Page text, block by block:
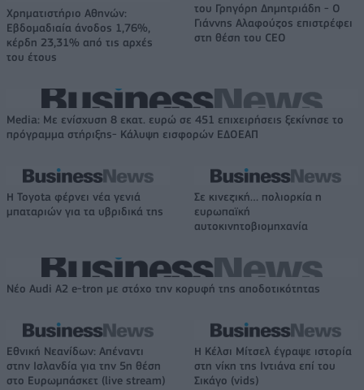
Χρηματιστήριο Αθηνών:
Εβδομαδιαία άνοδος 1,76%,
κέρδη 23,31% από τις αρχές
του έτους
του Γρηγόρη Δημητριάδη - Ο
Γιάννης Αλαφούζος επιστρέφει
στη θέση του CEO
Media: Με ενίσχυση 8 εκατ. ευρώ σε 451 επιχειρήσεις ξεκίνησε το
πρόγραμμα στήριξης- Κάλυψη εισφορών ΕΔΟΕΑΠ
Η Toyota φέρνει νέα γενιά
μπαταριών για τα υβριδικά της
Σε κινεζική… πολιορκία η
ευρωπαϊκή
αυτοκινητοβιομηχανία
Νέο Audi A2 e-tron με στόχο την κορυφή της αποδοτικότητας
Εθνική Νεανίδων: Απέναντι
στην Ισλανδία για την 5η θέση
στο Ευρωμπάσκετ (live stream)
Η Κέλσι Μίτσελ έγραψε ιστορία
στη νίκη της Ιντιάνα επί του
Σικάγο (vids)